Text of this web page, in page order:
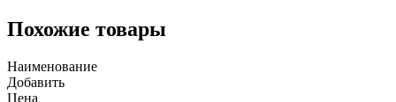
Похожие товары
Наименование
Добавить
Цена